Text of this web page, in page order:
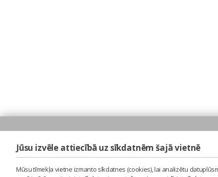
Jūsu izvēle attiecībā uz sīkdatnēm šajā vietnē
Mūsu tīmekļa vietne izmanto sīkdatnes (cookies), lai analizētu